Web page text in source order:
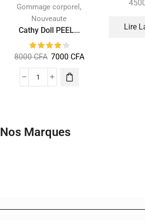
Gommage corporel ,
Nouveaute
Cathy Doll PEEL...
8000CFA 7000 CFA
Lire
Nos Marques